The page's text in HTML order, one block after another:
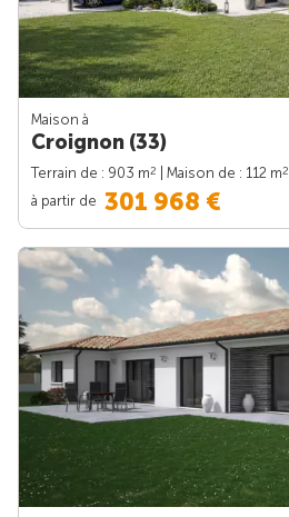
Maison à
Croignon (33)
Terrain de : 903 m2 | Maison de : 112 m2
à partir de 301 968 €